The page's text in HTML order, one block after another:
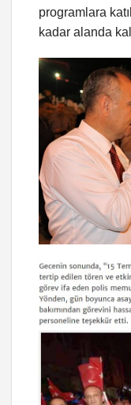
programlara
kadar alanda